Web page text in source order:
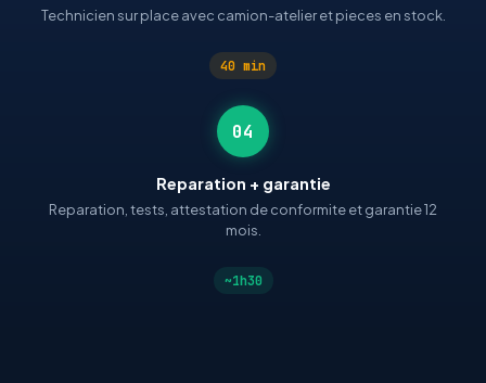
Technicien sur place avec camion-atelier et pieces en stock.
40 min
04
Reparation + garantie
Reparation, tests, attestation de conformite et garantie 12
mois.
~1h30